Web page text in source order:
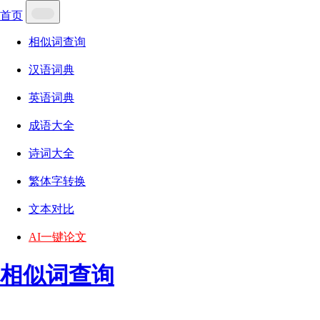
首页
相似词查询
汉语词典
英语词典
成语大全
诗词大全
繁体字转换
文本对比
AI一键论文
相似词查询